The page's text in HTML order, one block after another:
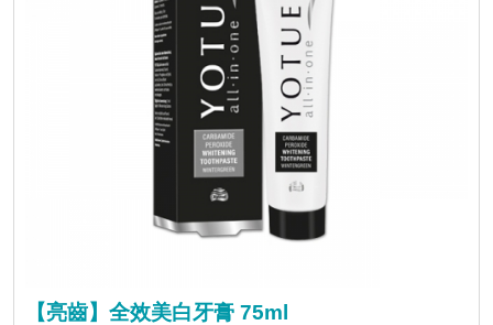
【亮齒】全效美白牙膏 75ml